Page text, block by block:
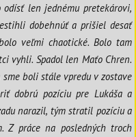
len jednému pretekárovi,
dobehnúť a prišiel desať
veľmi chaotické. Bolo tam
vyhli. Spadol len Maťo Chren.
boli stále vpredu v zostave
dobrú pozíciu pre Lukáša a
narazil, tým stratil pozíciu a
Z práce na posledných troch